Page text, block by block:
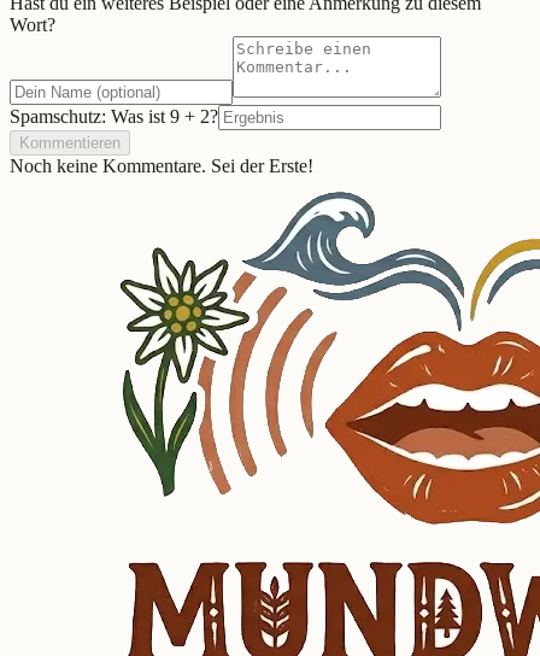
Wort?
Spamschutz: Was ist 9 + 2?
Kommentieren
Noch keine Kommentare. Sei der Erste!